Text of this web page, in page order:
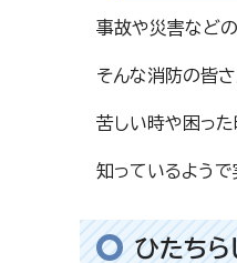
事故や災害などの
そんな消防の皆
苦しい時や困っ
知っているようで
ひたちら